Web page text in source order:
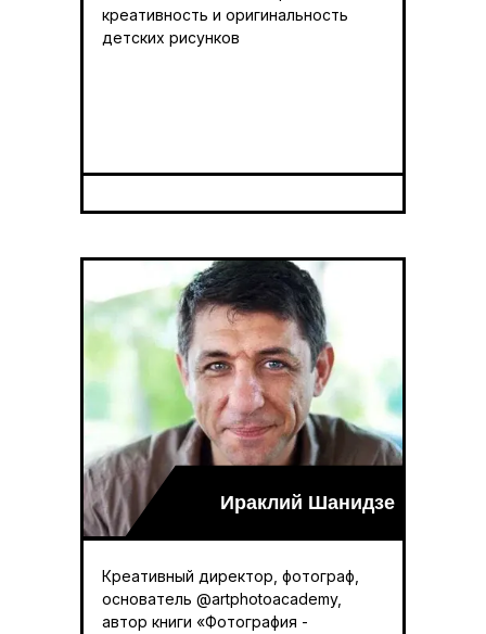
креативность и оригинальность
детских рисунков
Креативный директор, фотограф,
основатель @artphotoacademy,
автор книги «Фотография -
Ираклий Шанидзе